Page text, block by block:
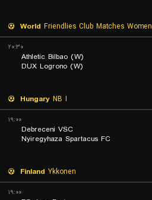
World Friendlies Club Matches Women
۲۰:۳۰
Athletic Bilbao (W)
DUX Logrono (W)
Hungary NB I
۱۹:۰۰
Debreceni VSC
Nyiregyhaza Spartacus FC
Finland Ykkonen
۱۹:۰۰